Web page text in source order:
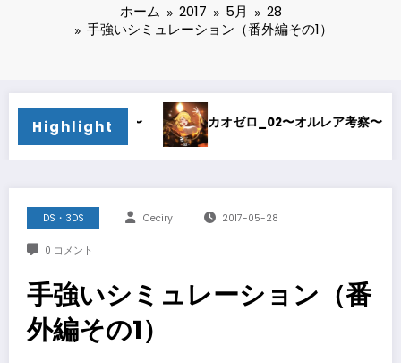
ホーム 2017 5月
28
手強いシミュレーション（番外編その1）
Highlightカオゼロ_02〜オルレア考察〜 カオゼロ_01
DS・3DS Ceciry 2017-05-28
0 コメント
手強いシミュレーション（番
外編その1）